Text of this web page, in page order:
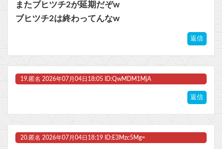
またブヒツチ2が延期だぞw
ブヒツチ2は終わってんなw
返信
19. 匿名 2026年07月04日18:05 ID:QwMDM1MjA
返信
20. 匿名 2026年07月04日18:19 ID:E3Mzc5Mg=